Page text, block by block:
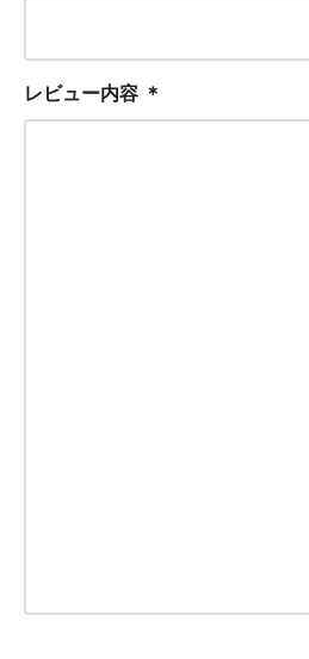
レビュー内容 ＊